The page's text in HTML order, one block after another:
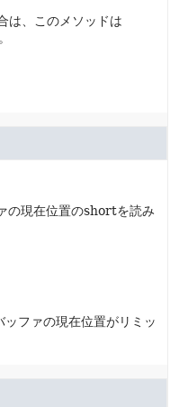
は、このメソッドは
の現在位置のshortを読み
ッファの現在位置がリミッ